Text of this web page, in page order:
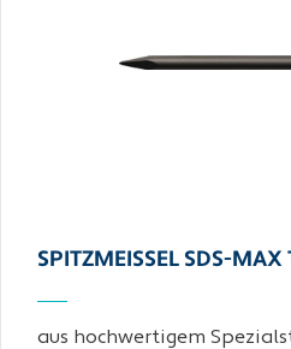
SPITZMEISSEL SDS-MAX
aus hochwertigem